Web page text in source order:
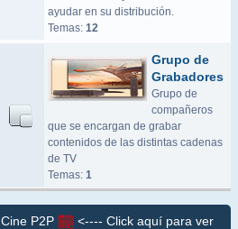
ayudar en su distribución.
Temas: 12
Grupo de
Grabadores
Grupo de
compañeros
que se encargan de grabar
contenidos de las distintas cadenas
de TV
Temas: 1
Cine P2P
<---- Click aquí para ver